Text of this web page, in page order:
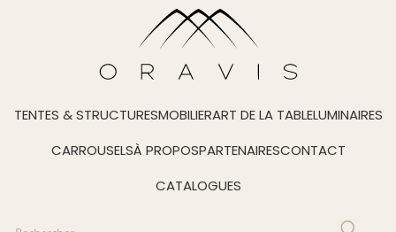
TENTES & STRUCTURESMOBILIERART DE LA TABLELUMINAIRES
CARROUSELSÀ PROPOSPARTENAIRESCONTACT
CATALOGUES